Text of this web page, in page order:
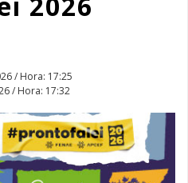
/ Hora: 17:25
/ Hora: 17:32